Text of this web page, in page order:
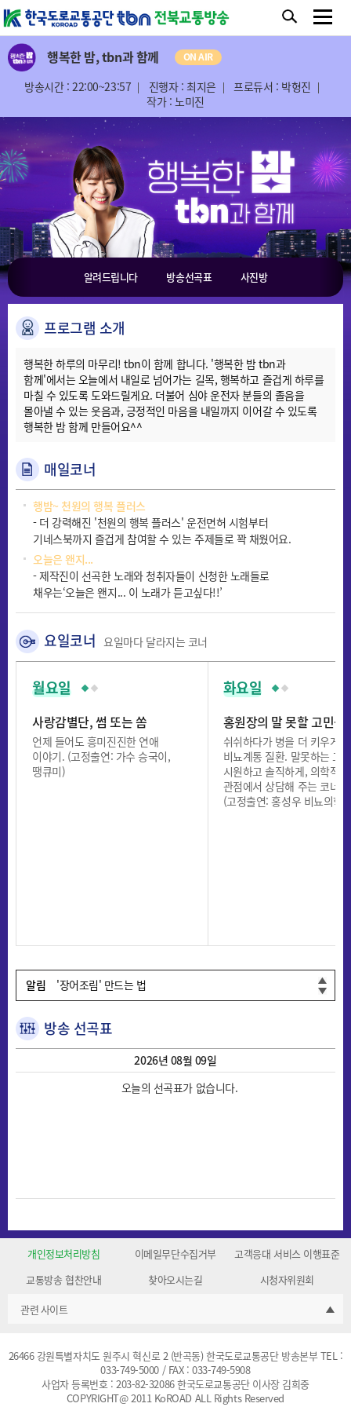
행복한 밤, tbn과 함께 ON AIR
방송시간 : 22:00~23:57 진행자 : 최지은
프로듀서 : 박형진
작가 : 노미진
알려드립니다 방송선곡표 사진방
프로그램 소개
행복한 하루의 마무리! tbn이 함께 합니다. '행복한 밤 tbn과
함께'에서는 오늘에서 내일로 넘어가는 길목, 행복하고 즐겁게 하루를
마칠 수 있도록 도와드릴게요. 더불어 심야 운전자 분들의 졸음을
몰아낼 수 있는 웃음과, 긍정적인 마음을 내일까지 이어갈 수 있도록
행복한 밤 함께 만들어요^^
매일코너
행밤~ 천원의 행복 플러스
- 더 강력해진 '천원의 행복 플러스' 운전면허 시험부터
기네스북까지 즐겁게 참여할 수 있는 주제들로 꽉 채웠어요.
오늘은 왠지...
- 제작진이 선곡한 노래와 청취자들이 신청한 노래들로
채우는‘오늘은 왠지... 이 노래가 듣고싶다!!’
요일코너 요일마다 달라지는 코너
월요일
사랑감별단, 썸 또는 쏨
언제 들어도 흥미진진한 연애
이야기. (고정출연: 가수 승국이,
땡큐미)
화요일
홍원장의 말 못할 고민상
쉬쉬하다가 병을 더 키우게
비뇨계통 질환. 말못하는 고
시원하고 솔직하게, 의학적인
관점에서 상담해 주는 코너!
(고정출연: 홍성우 비뇨의학
알림
'봄동전' 만드는 법
'장어조림' 만드는 법
'육개장' 만드는 법
'매생이 오일파스타' 만드는 법
'낙지 초무침' 만드는 법
방송 선곡표
2026년 08월 09일
오늘의 선곡표가 없습니다.
개인정보처리방침 이메일무단수집거부
고객응대 서비스 이행표준
교통방송 협찬안내
찾아오시는길
시청자위원회
관련 사이트
26466 강원특별자치도 원주시 혁신로 2 (반곡동) 한국도로교통공단 방송본부 TEL :
033-749-5000 / FAX : 033-749-5908
사업자 등록번호 : 203-82-32086 한국도로교통공단 이사장 김희중
COPYRIGHT@ 2011 KoROAD ALL Rights Reserved